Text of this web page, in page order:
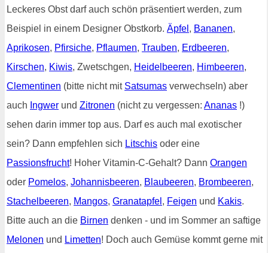
Leckeres Obst darf auch schön präsentiert werden, zum
Beispiel in einem Designer Obstkorb. Äpfel , Bananen,
Aprikosen, Pfirsiche, Pflaumen, Trauben, Erdbeeren,
Kirschen, Kiwis, Zwetschgen, Heidelbeeren, Himbeeren,
Clementinen (bitte nicht mit Satsumas verwechseln) aber
auch Ingwer und Zitronen (nicht zu vergessen: Ananas !)
sehen darin immer top aus. Darf es auch mal exotischer
sein? Dann empfehlen sich Litschis oder eine
Passionsfrucht! Hoher Vitamin-C-Gehalt? Dann Orangen
oder Pomelos, Johannisbeeren, Blaubeeren, Brombeeren,
Stachelbeeren, Mangos, Granatapfel , Feigen und Kakis.
Bitte auch an die Birnen denken - und im Sommer an saftige
Melonen und Limetten! Doch auch Gemüse kommt gerne mit